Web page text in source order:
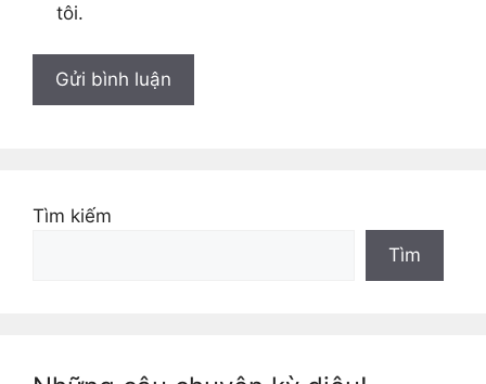
tôi.
Tìm kiếm
Tìm